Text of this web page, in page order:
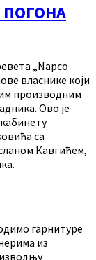
„Napco
власнике који
производним
Ово је
са
Кавгићем,
гарнитуре
из